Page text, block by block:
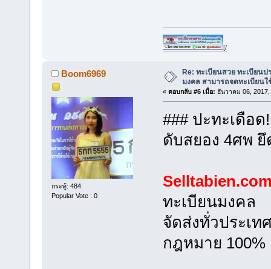
[/
Boom6969
กระทู้: 484
Popular Vote : 0
Re: ทะเบียนสวย ทะเบียน
มงคล สามารถจดทะเบียน
« ตอบกลับ #6 เมื่อ: ธันวาคม 06,
### ปะทะเดือ
ดับสยอง 4ศพ
ทะเบียนมงคล
จัดส่งทั่วประเ
กฎหมาย 100%